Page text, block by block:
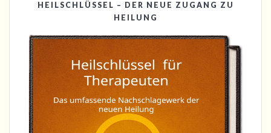
HEILSCHLÜSSEL – DER NEUE ZUGANG ZU
HEILUNG